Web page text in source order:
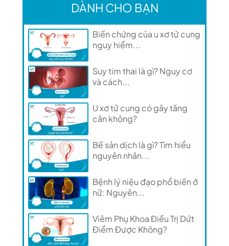
DÀNH CHO BẠN
Biến chứng của u xơ tử cung
nguy hiểm...
Suy tim thai là gì? Nguy cơ
và cách...
U xơ tử cung có gây tăng
cân không?
Bế sản dịch là gì? Tìm hiểu
nguyên nhân...
Bệnh lý niệu đạo phổ biến ở
nữ: Nguyên...
Viêm Phụ Khoa Điều Trị Dứt
Điểm Được Không?